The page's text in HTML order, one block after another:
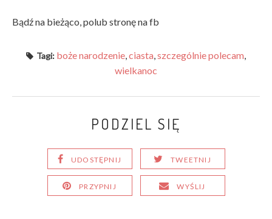
Bądź na bieżąco, polub stronę na fb
Tagi: boże narodzenie ciasta szczególnie polecam
wielkanoc
PODZIEL SIĘ
UDOSTĘPNIJ TWEETNIJ
PRZYPNIJ WYŚLIJ